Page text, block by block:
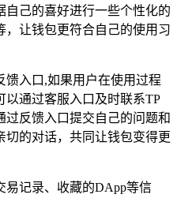
自己的喜好进行一些个性化的
让钱包更符合自己的使用习
馈入口,如果用户在使用过程
以通过客服入口及时联系TP
反馈入口提交自己的问题和
的对话，共同让钱包变得更
易记录、收藏的DApp等信